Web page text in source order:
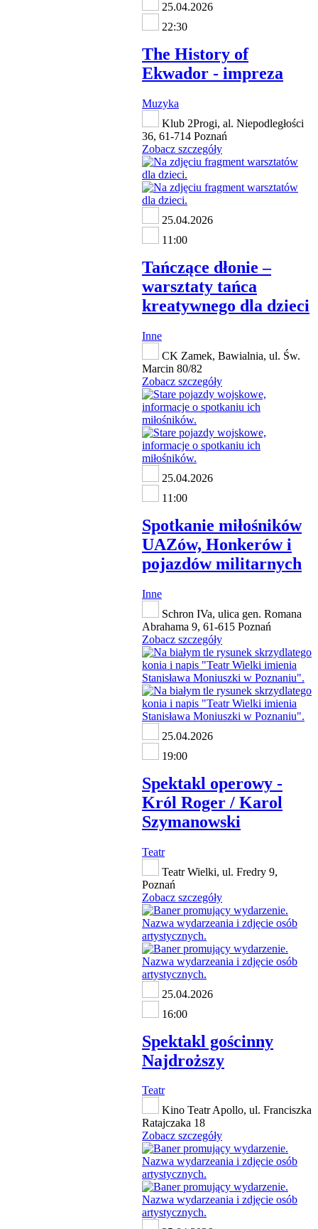
25.04.2026
22:30
The History of
Ekwador - impreza
Muzyka
Klub 2Progi, al. Niepodległości
36, 61-714 Poznań
Zobacz szczegóły
25.04.2026
11:00
Tańczące dłonie ‒
warsztaty tańca
kreatywnego dla dzieci
Inne
CK Zamek, Bawialnia, ul. Św.
Marcin 80/82
Zobacz szczegóły
25.04.2026
11:00
Spotkanie miłośników
UAZów, Honkerów i
pojazdów militarnych
Inne
Schron IVa, ulica gen. Romana
Abrahama 9, 61-615 Poznań
Zobacz szczegóły
25.04.2026
19:00
Spektakl operowy -
Król Roger / Karol
Szymanowski
Teatr
Teatr Wielki, ul. Fredry 9,
Poznań
Zobacz szczegóły
25.04.2026
16:00
Spektakl gościnny
Najdroższy
Teatr
Kino Teatr Apollo, ul. Franciszka
Ratajczaka 18
Zobacz szczegóły